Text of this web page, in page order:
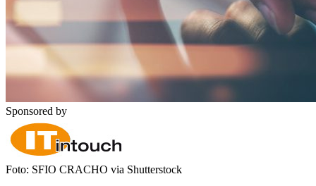
Sponsored by
Foto: SFIO CRACHO via Shutterstock